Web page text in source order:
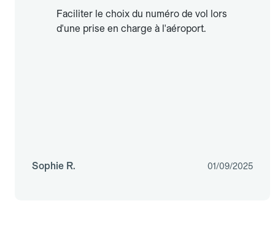
Faciliter le choix du numéro de vol lors
d'une prise en charge à l'aéroport.
Sophie R. 01/09/2025